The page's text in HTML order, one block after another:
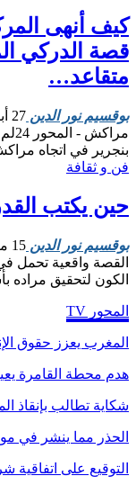
كيف أنهى
قصة الدركي
متقاعد…
بوقسيم نور الدين 27 أبريل, 2026
بنجرير في اتجاه
فن و ثقافة
​حين يكتب
بوقسيم نور الدين 15 مارس, 2026
القصة واقعية تحمل
الكون لتحقيق
المحور TV
المغرب يعزز حقوق
هدم محطة القامرة
شكاية تطالب بإنقاذ
الحذر مما ينشر في
التوقيع على